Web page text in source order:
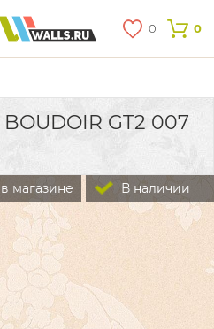
0 0
GT2 007
В наличии
магазине